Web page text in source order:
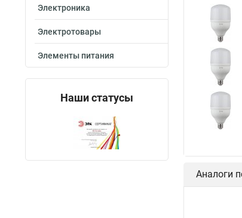
Электроника
Электротовары
Элементы питания
Наши статусы
Аналоги